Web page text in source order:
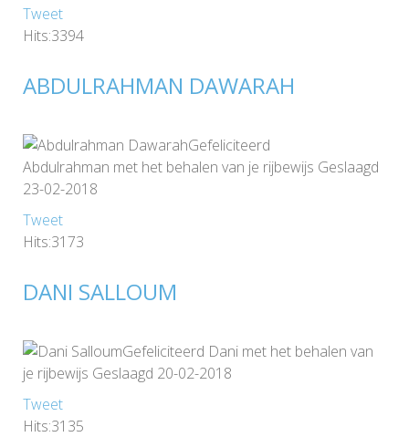
Tweet
Hits:3394
ABDULRAHMAN DAWARAH
Gefeliciteerd
Abdulrahman met het behalen van je rijbewijs Geslaagd
23-02-2018
Tweet
Hits:3173
DANI SALLOUM
Gefeliciteerd Dani met het behalen van
je rijbewijs Geslaagd 20-02-2018
Tweet
Hits:3135